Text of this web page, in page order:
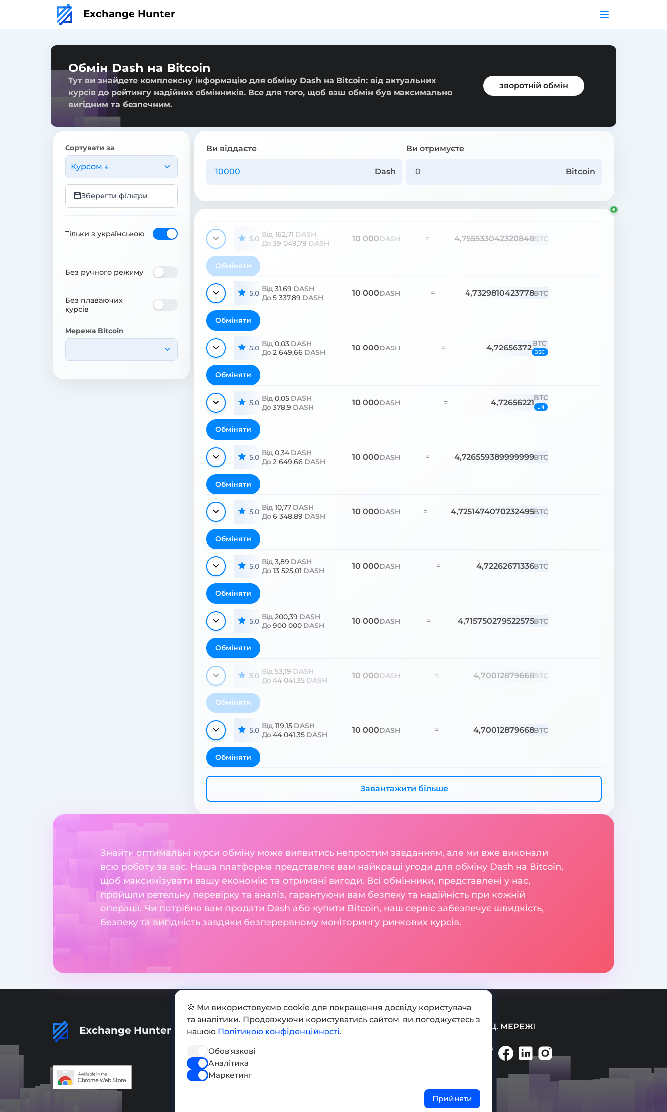
Exchange Hunter
Обмін Dash на Bitcoin
Тут ви знайдете комплексну інформацію для обміну Dash на Bitcoin: від актуальних
курсів до рейтингу надійних обмінників. Все для того, щоб ваш обмін був максимально
вигідним та безпечним.
зворотній обмін
Сортувати за
Курсом ↓
Зберегти фільтри
Тільки з українською
Без ручного режиму
Без плаваючих
курсів
Мережа Bitcoin
Ви віддаєте
Dash
Ви отримуєте
Bitcoin
5.0 Від 162,71 DASH
До 39 049,79 DASH 10 000DASH = 4,755533042320848BTC
Обміняти
5.0 Від 31,69 DASH
До5 337,89 DASH 10 000DASH = 4,7329810423778BTC
Обміняти
5.0 Від 0,03 DASH
До2 649,66 DASH 10 000DASH = 4,72656372BTC
BSC
Обміняти
5.0 Від 0,05 DASH
До378,9 DASH 10 000DASH = 4,72656221BTC
LN
Обміняти
5.0 Від 0,34 DASH
До2 649,66 DASH 10 000DASH = 4,726559389999999BTC
Обміняти
5.0 Від 10,77 DASH
До6 348,89 DASH 10 000DASH = 4,7251474070232495BTC
Обміняти
5.0 Від 3,89 DASH
До13 525,01 DASH 10 000DASH = 4,72262671336BTC
Обміняти
5.0 Від 200,39 DASH
До900 000 DASH 10 000DASH = 4,715750279522575BTC
Обміняти
5.0 Від 53,19 DASH
До 44 041,35 DASH 10 000DASH = 4,70012879668BTC
Обміняти
5.0 Від 119,15 DASH
До44 041,35 DASH 10 000DASH = 4,70012879668BTC
Обміняти
Завантажити більше
Знайти оптимальні курси обміну може виявитись непростим завданням, але ми вже виконали
всю роботу за вас. Наша платформа представляє вам найкращі угоди для обміну Dash на Bitcoin,
щоб максимізувати вашу економію та отримані вигоди. Всі обмінники, представлені у нас,
пройшли ретельну перевірку та аналіз, гарантуючи вам безпеку та надійність при кожній
операції. Чи потрібно вам продати Dash або купити Bitcoin, наш сервіс забезпечує швидкість,
безпеку та вигідність завдяки безперервному моніторингу ринкових курсів.
Exchange Hunter Додати обмінник
Політика конфіденційності
СОЦ. МЕРЕЖІ
🍪 Ми використовуємо cookie для покращення досвіду користувача
та аналітики. Продовжуючи користуватись сайтом, ви погоджуєтесь з
нашою Політикою конфіденційності.
Обов'язкові
Аналітика
Маркетинг
Прийняти